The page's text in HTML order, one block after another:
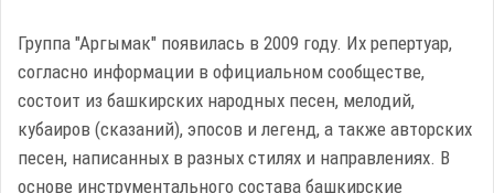
Группа "Аргымак" появилась в 2009 году. Их репертуар,
согласно информации в официальном сообществе,
состоит из башкирских народных песен, мелодий,
кубаиров (сказаний), эпосов и легенд, а также авторских
песен, написанных в разных стилях и направлениях. В
основе инструментального состава башкирские